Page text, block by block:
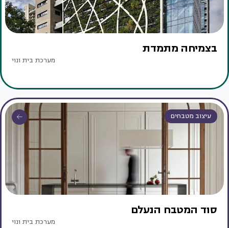
בצמיחה מתמדת
מערכת בית ונוי
עיצוב מטבחים
סוד המטבח הנעלם
מערכת בית ונוי